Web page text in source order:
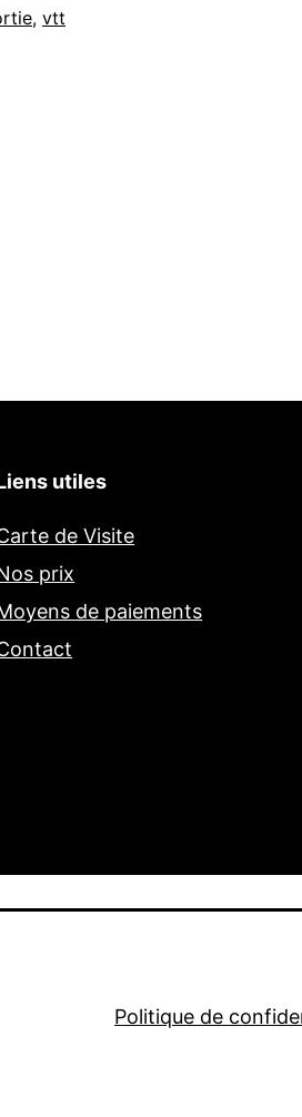
, vtt
utiles
de Visite
prix
de paiements
Politique de